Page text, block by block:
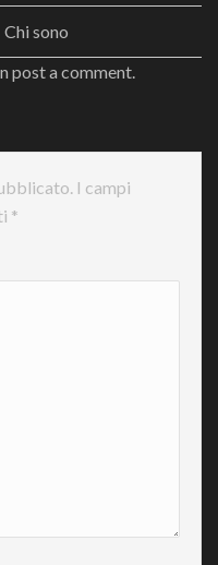
Chi sono
post a comment.
I campi
*